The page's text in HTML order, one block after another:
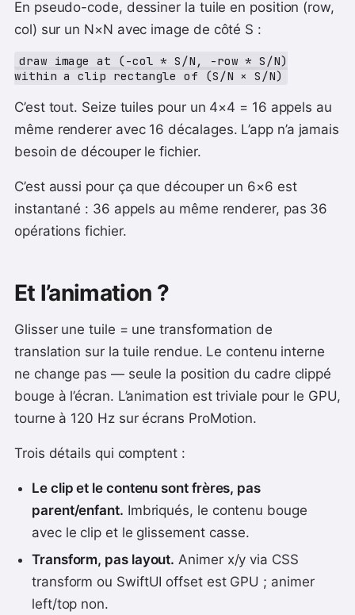
En pseudo-code, dessiner la tuile en position (row,
col) sur un N×N avec image de côté S :
draw image at (-col * S/N, -row * S/N)
C’est tout. Seize tuiles pour un 4×4 = 16 appels au
même renderer avec 16 décalages. L’app n’a jamais
besoin de découper le fichier.
C’est aussi pour ça que découper un 6×6 est
instantané : 36 appels au même renderer, pas 36
opérations fichier.
Et l’animation ?
Glisser une tuile = une transformation de
translation sur la tuile rendue. Le contenu interne
ne change pas — seule la position du cadre clippé
bouge à l’écran. L’animation est triviale pour le GPU,
tourne à 120 Hz sur écrans ProMotion.
Trois détails qui comptent :
Le clip et le contenu sont frères, pas
parent/enfant. Imbriqués, le contenu bouge
avec le clip et le glissement casse.
Transform, pas layout. Animer x/y via CSS
transform ou SwiftUI offset est GPU ; animer
left/top non.